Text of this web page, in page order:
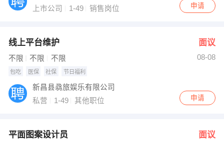
上市公司
1-49 销售岗位 申请
线上平台维护 面议
不限 不限 不限 08-08
包吃 医保 社保 节日福利
新昌县骉旅娱乐有限公司
私营
1-49 其他职位 申请
平面图案设计员 面议